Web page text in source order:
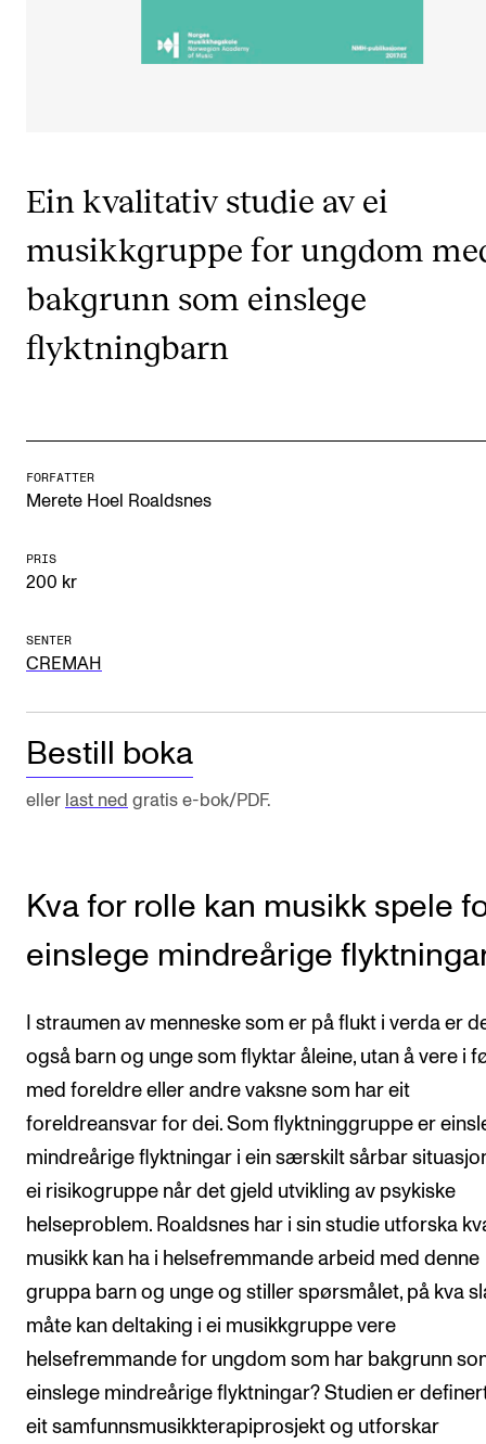
INTERNASJONALT
Utveksling
Internasjonal strategi
Samarbeidsprosjekter
Nettverk
AKTUELT
Nyheter og historier
INFO
Om Norges musikkhøgskole
Kontakt oss
Finn ansatte
Ein kvalitativ studie av ei
musikkgruppe for ungdom
bakgrunn som einslege
flyktningbarn
FORFATTER
Merete Hoel Roaldsnes
PRIS
200 kr
SENTER
CREMAH
Bestill boka
eller last ned gratis e-bok/PDF.
Kva for rolle kan musikk spele
einslege mindreårige
I straumen av menneske som er på flukt i verda er
også barn og unge som flyktar åleine, utan å vere i
med foreldre eller andre vaksne som har eit
foreldreansvar for dei. Som flyktninggruppe er
mindreårige flyktningar i ein særskilt sårbar
ei risikogruppe når det gjeld utvikling av psykiske
helseproblem. Roaldsnes har i sin studie utforska
musikk kan ha i helsefremmande arbeid med denne
gruppa barn og unge og stiller spørsmålet, på kva
måte kan deltaking i ei musikkgruppe vere
helsefremmande for ungdom som har bakgrunn
einslege mindreårige flyktningar? Studien er
eit samfunnsmusikkterapiprosjekt og utforskar